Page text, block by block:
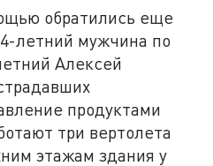
обратились еще
летний мужчина по
Алексей
продуктами
три вертолета
этажам здания у